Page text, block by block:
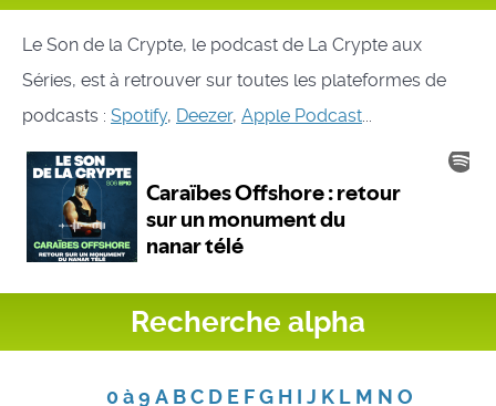
Le Son de la Crypte, le podcast de La Crypte aux
Séries, est à retrouver sur toutes les plateformes de
podcasts : Spotify, Deezer, Apple Podcast...
Recherche alpha
0 à 9 A B C D E F G H I J K L M N O